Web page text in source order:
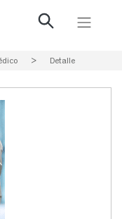
> Detalle